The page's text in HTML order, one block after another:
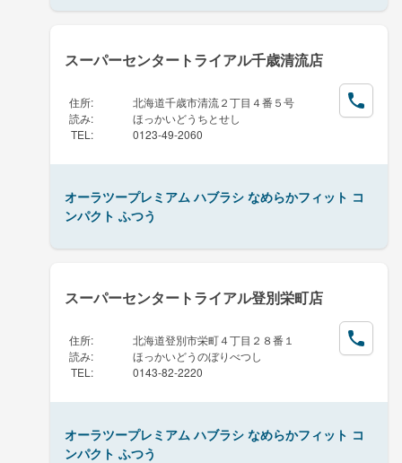
スーパーセンタートライアル千歳清流店
住所:
北海道千歳市清流２丁目４番５号
読み:
ほっかいどうちとせし
TEL : 0123-49-2060
オーラツープレミアム ハブラシ なめらかフィット コ
ンパクト ふつう
スーパーセンタートライアル登別栄町店
住所:
北海道登別市栄町４丁目２８番１
読み:
ほっかいどうのぼりべつし
TEL : 0143-82-2220
オーラツープレミアム ハブラシ なめらかフィット コ
ンパクト ふつう